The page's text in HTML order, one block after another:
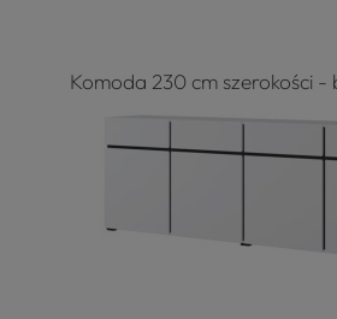
Komoda 230 cm szerokości -